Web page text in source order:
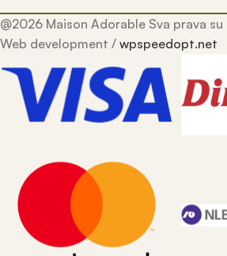
@2026 Maison Adorable Sva prava su
Web development / wpspeedopt.net